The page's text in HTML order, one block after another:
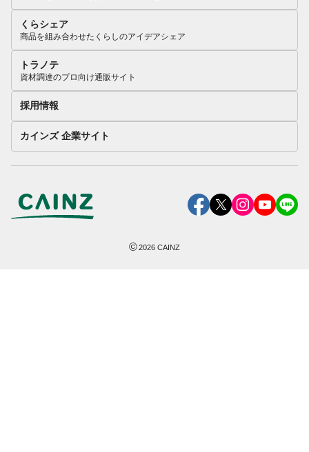
くらシェア
商品を組み合わせたくらしのアイデアシェア
トラノテ
資材調達のプロ向け通販サイト
採用情報
カインズ 企業サイト
©2026 CAINZ